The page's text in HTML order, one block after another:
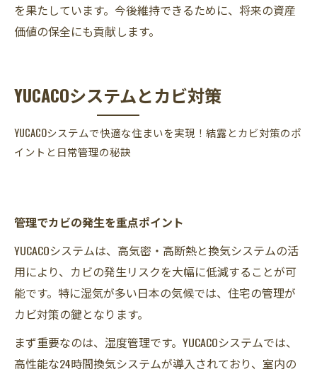
を果たしています。今後維持できるために、将来の資産
価値の保全にも貢献します。
YUCACOシステムとカビ対策
YUCACOシステムで快適な住まいを実現！結露とカビ対策のポ
イントと日常管理の秘訣
管理でカビの発生を重点ポイント
YUCACOシステムは、高気密・高断熱と換気システムの活
用により、カビの発生リスクを大幅に低減することが可
能です。特に湿気が多い日本の気候では、住宅の管理が
カビ対策の鍵となります。
まず重要なのは、湿度管理です。YUCACOシステムでは、
高性能な24時間換気システムが導入されており、室内の